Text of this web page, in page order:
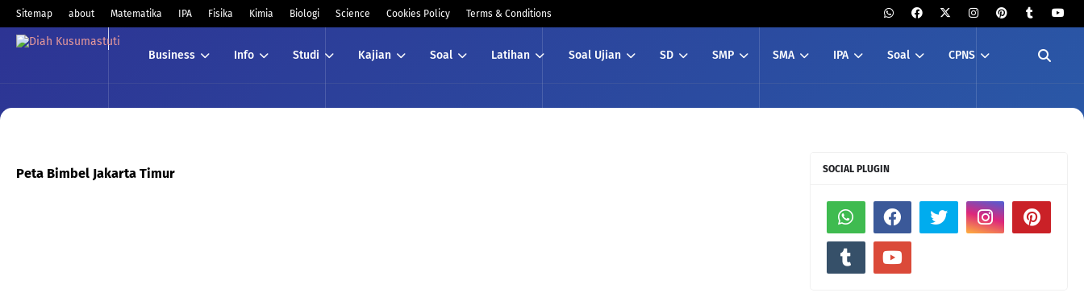
Sitemap about Matematika IPA Fisika Kimia Biologi Science Cookies Policy Terms & Conditions
Business Info Studi Kajian Soal Latihan Soal Ujian SD SMP SMA IPA Soal CPNS
Peta Bimbel Jakarta Timur SOCIAL PLUGIN